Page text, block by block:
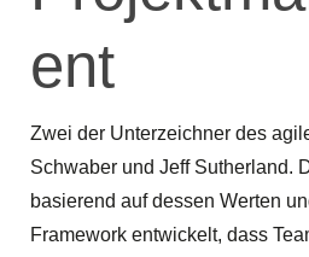
ent
Zwei der Unterzeichner des
Schwaber und Jeff Sutherland.
basierend auf dessen Werten
Framework entwickelt, dass